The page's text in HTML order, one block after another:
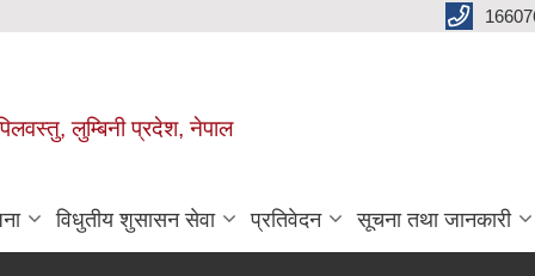
लुम्बिनी प्रदेश, नेपाल
विधुतीय शुसासन सेवा प्रतिवेदन सूचना तथा जानकारी